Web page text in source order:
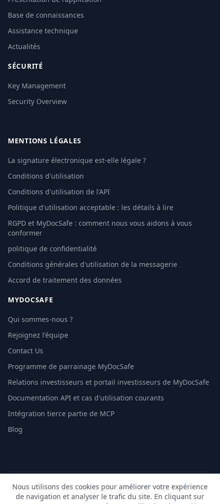
Base de connaissances
Assistance technique
Actualités
SÉCURITÉ
Key Management
Security Overview
MENTIONS LÉGALES
La signature électronique est-elle légale ?
Conditions d'utilisation
Conditions d'utilisation de l'API
Politique d'utilisation acceptable : les détails à lire
RGPD et MyDocSafe : comment nous vous aidons à vous
conformer
politique de confidentialité
Conditions générales d'utilisation de la messagerie
Accord de traitement des données
MYDOCSAFE
Qui sommes-nous ?
Rejoignez l'équipe
Contact Us
Programme de parrainage MyDocSafe
Relations investisseurs et portail investisseurs de MyDocSafe
Documentation API et cas d'utilisation courants
Intégration tierce partie de MCP
Blog
© 2026 MyDocSafe. Tous droits réservés. | Plan du site |
Nous utilisons des cookies pour améliorer votre expérience
de navigation et analyser le trafic du site. En cliquant sur